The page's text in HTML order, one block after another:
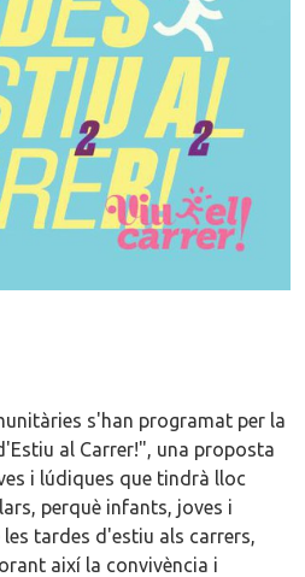
s'han programat per la
al Carrer!", una proposta
i lúdiques que tindrà lloc
perquè infants, joves i
tardes d'estiu als carrers,
així la convivència i